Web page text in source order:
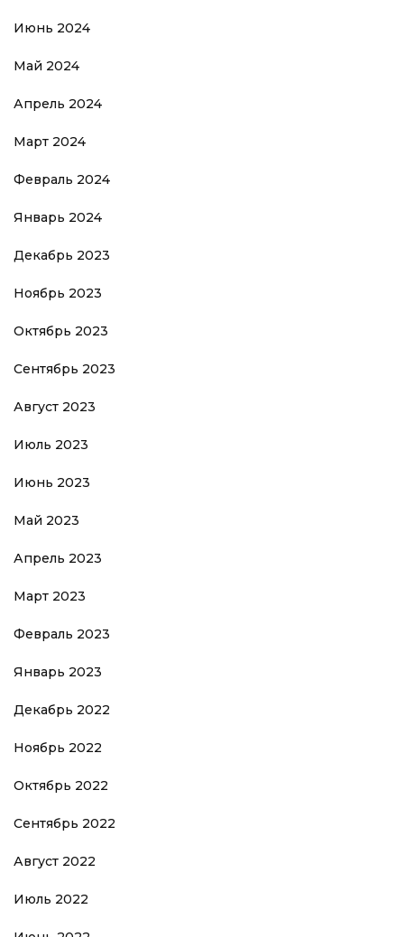
Июнь 2024
Май 2024
Апрель 2024
Март 2024
Февраль 2024
Январь 2024
Декабрь 2023
Ноябрь 2023
Октябрь 2023
Сентябрь 2023
Август 2023
Июль 2023
Июнь 2023
Май 2023
Апрель 2023
Март 2023
Февраль 2023
Январь 2023
Декабрь 2022
Ноябрь 2022
Октябрь 2022
Сентябрь 2022
Август 2022
Июль 2022